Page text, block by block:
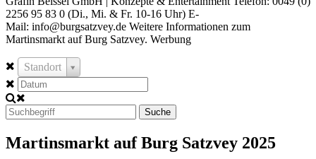
2256 95 83 0 (Di., Mi. & Fr. 10-16 Uhr) E-
Mail: info@burgsatzvey.de Weitere Informationen zum
Martinsmarkt auf Burg Satzvey. Werbung
Standort
Suche
Martinsmarkt auf Burg Satzvey 2025